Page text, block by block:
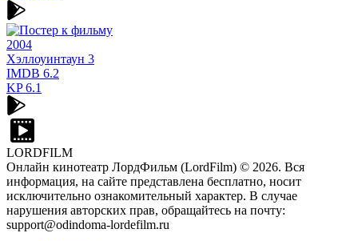
2004
Хэллоуинтаун 3
IMDB 6.2
KP6.1
LORDFILM
Онлайн кинотеатр ЛордФильм (LordFilm) © 2026. Вся
информация, на сайте представлена бесплатно, носит
исключительно ознакомительный характер. В случае
нарушения авторских прав, обращайтесь на почту:
support@odindoma-lordefilm.ru